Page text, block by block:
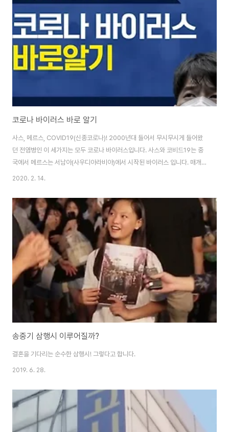
일주일 뒤에 만개하므로 아래 일정을 참고하여 방문 계획을 세우시기 바랍니
다. 제주..
코로나 바이러스 바로 알기
사스, 메르스, COVID19(신종코로나)! 2000년대 들어서 무시무시게 들어왔
던 전염병인 이 세가지는 모두 코로나 바이러스입니다. 사스와 코비드19는 중
국에서 메르스는 서남아(사우디아라비아)에서 시작된 바이러스 입니다. 매개
체가 낙타, 박쥐등을 매개로 해서 처음 전염이 되었다고 하는데, 이 코로나 바이
스(CoV)는 사람과 다양한 동물에 감염될 수 있는 바이러스로서 유전자 크기
27~32kb의 RNA 바이러스를 말합니다. 코로나 바이러스는 4개의 속(알파,
베타, 감마,델타)가 있습니다. 알파, 베타 사람과 동물에게 감염 감마, 델타 동물
에게 감염 사람감염 코로나 바이러스는 현재까지 6종류가 알려져 있다고 합니
다. 감기를 일으키는 유..
2020. 2. 14.
송중기 삼행시 이루어질까?
결혼을 기다리는 순수한 삼행시! 그렇다고 합니다.
2019. 6. 28.